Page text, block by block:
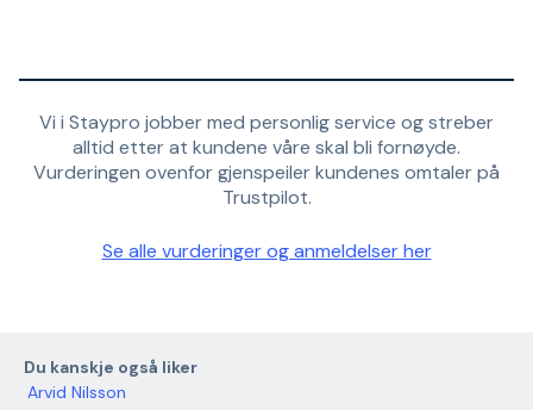
Vi i Staypro jobber med personlig service og streber
alltid etter at kundene våre skal bli fornøyde.
Vurderingen ovenfor gjenspeiler kundenes omtaler på
Trustpilot.
Se alle vurderinger og anmeldelser her
Du kanskje også liker
Arvid Nilsson